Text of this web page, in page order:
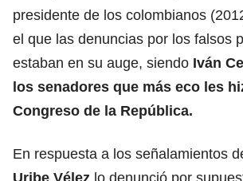
presidente de los colombianos
el que las denuncias por los falsos
estaban en su auge, siendo Iván
los senadores que más eco les
Congreso de la República.
En respuesta a los señalamientos
Uribe Vélez lo denunció por